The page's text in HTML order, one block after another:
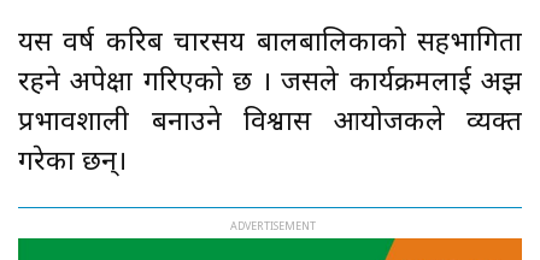
यस वर्ष करिब चारसय बालबालिकाको सहभागिता
रहने अपेक्षा गरिएको छ । जसले कार्यक्रमलाई अझ
प्रभावशाली बनाउने विश्वास आयोजकले व्यक्त
गरेका छन्।